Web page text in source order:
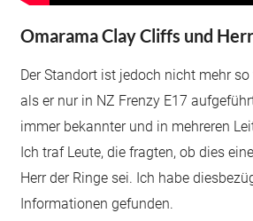
Omarama Clay Cliffs und
Der Standort ist jedoch nicht mehr
als er nur in NZ Frenzy E17
immer bekannter und in mehreren
Ich traf Leute, die fragten, ob dies
Herr der Ringe sei. Ich habe
Informationen gefunden.